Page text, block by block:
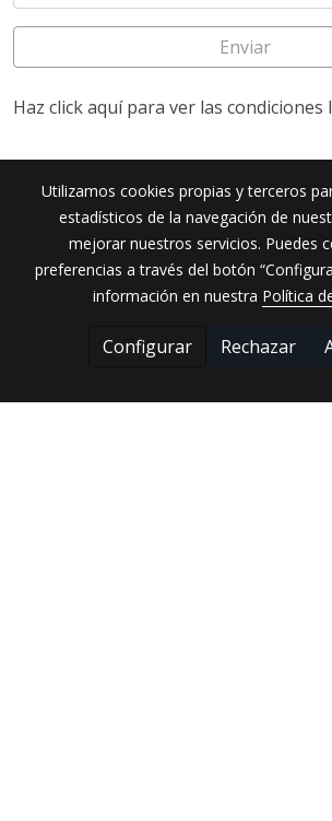
Enviar
Haz click aquí para ver las condiciones
Utilizamos cookies propias y terceros
estadísticos de la navegación de
mejorar nuestros servicios. Puedes
preferencias a través del botón
información en nuestra Política
Configurar Rechazar